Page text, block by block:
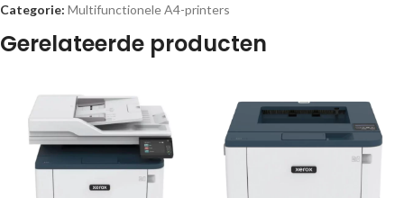
Categorie: Multifunctionele A4-printers
Gerelateerde producten